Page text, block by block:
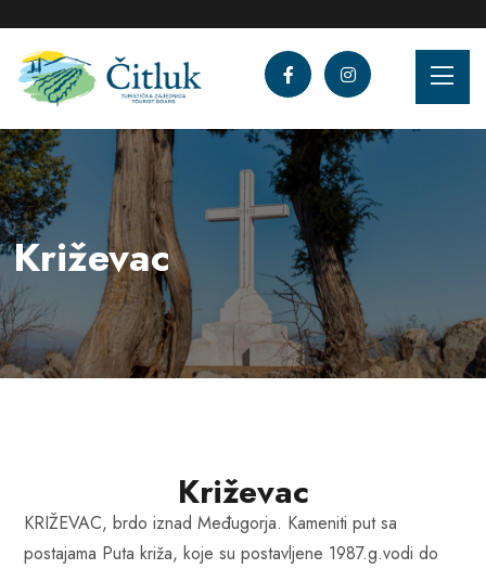
Križevac
Križevac
KRIŽEVAC, brdo iznad Međugorja. Kameniti put sa
postajama Puta križa, koje su postavljene 1987.g.vodi do